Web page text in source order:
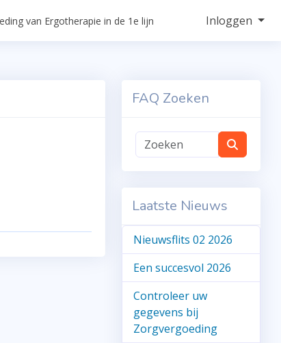
van Ergotherapie in de 1e lijn Inloggen
FAQ Zoeken
Laatste Nieuws
Nieuwsflits 02 2026
Een succesvol 2026
Controleer uw
gegevens bij
Zorgvergoeding